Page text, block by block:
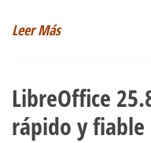
Leer Más
LibreOffice
rápido y fiable